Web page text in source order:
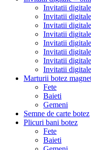
Invitatii
Invitatii
Invitatii
Invitatii
Invitatii
Invitatii
Invitatii
Invitatii
Marturii botez
Fete
Baieti
Gemeni
Semne de carte botez
Plicuri bani botez
Fete
Baieti